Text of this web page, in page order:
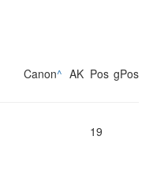
Canon^ AK Pos gPos
19